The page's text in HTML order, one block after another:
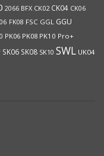
2066 BFX CK02 CK04 CK06
FK08 FSC GGL GGU
PK06 PK08 PK10 Pro+
SK06 SK08 SK10 SWL UK04